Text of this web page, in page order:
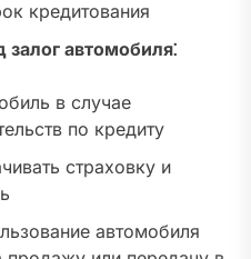
кредитования
автомобиля⁚
в случае
по кредиту
страховку и
автомобиля